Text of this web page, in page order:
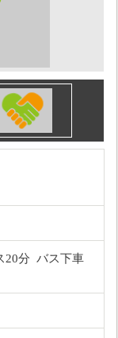
20分 バス下車